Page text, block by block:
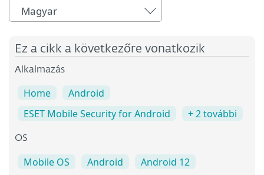
Magyar
Ez a cikk a következőre vonatkozik
Alkalmazás
Home
Android
ESET Mobile Security for Android
+ 2 további
OS
Mobile OS Android
Android 12